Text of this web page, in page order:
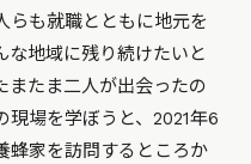
らも就職とともに地元を
な地域に残り続けたいと
またま二人が出会ったの
現場を学ぼうと、2021年6
蜂家を訪問するところか